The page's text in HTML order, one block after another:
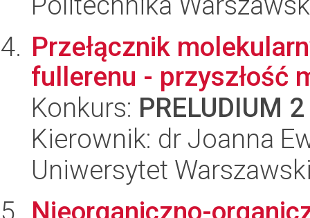
Przełącznik
fullerenu - przyszłość
Konkurs: PRELUDIUM 2
Kierownik: dr Joanna
Uniwersytet
Nieorganiczno-